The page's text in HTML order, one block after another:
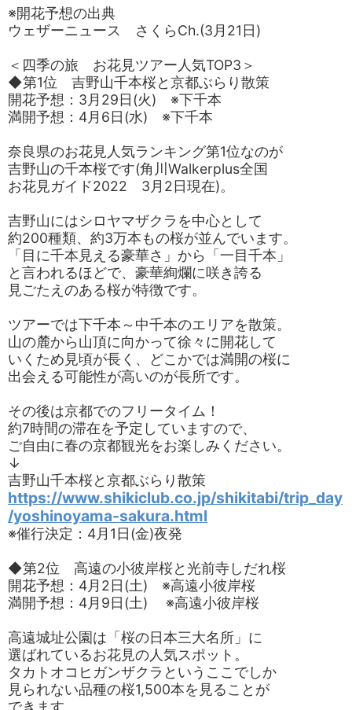
※開花予想の出典
ウェザーニュース さくらCh.(3月21日)
＜四季の旅 お花見ツアー人気TOP3＞
◆第1位 吉野山千本桜と京都ぶらり散策
開花予想：3月29日(火) ※下千本
満開予想：4月6日(水) ※下千本
奈良県のお花見人気ランキング第1位なのが
吉野山の千本桜です(角川Walkerplus全国
お花見ガイド2022 3月2日現在)。
吉野山にはシロヤマザクラを中心として
約200種類、約3万本もの桜が並んでいます。
「目に千本見える豪華さ」から「一目千本」
と言われるほどで、豪華絢爛に咲き誇る
見ごたえのある桜が特徴です。
ツアーでは下千本～中千本のエリアを散策。
山の麓から山頂に向かって徐々に開花して
いくため見頃が長く、どこかでは満開の桜に
出会える可能性が高いのが長所です。
その後は京都でのフリータイム！
約7時間の滞在を予定していますので、
ご自由に春の京都観光をお楽しみください。
↓
吉野山千本桜と京都ぶらり散策
https://www.shikiclub.co.jp/shikitabi/trip_day
/yoshinoyama-sakura.html
※催行決定：4月1日(金)夜発
◆第2位 高遠の小彼岸桜と光前寺しだれ桜
開花予想：4月2日(土) ※高遠小彼岸桜
満開予想：4月9日(土) ※高遠小彼岸桜
高遠城址公園は「桜の日本三大名所」に
選ばれているお花見の人気スポット。
タカトオコヒガンザクラというここでしか
見られない品種の桜1,500本を見ることが
できます。